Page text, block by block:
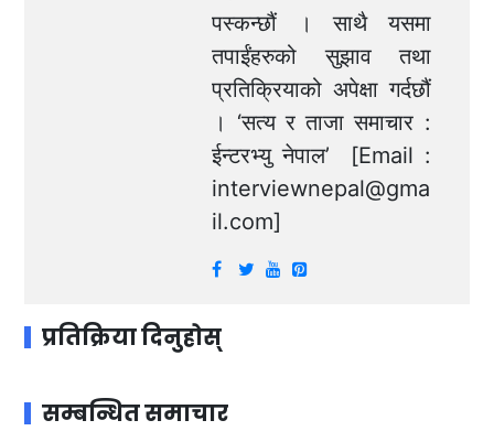
पस्कन्छौं । साथै यसमा
तपाईंहरुको सुझाव तथा
प्रतिक्रियाको अपेक्षा गर्दछौं
। ‘सत्य र ताजा समाचार :
ईन्टरभ्यु नेपाल’ [Email :
interviewnepal@gma
il.com]
प्रतिक्रिया दिनुहोस्
सम्बन्धित समाचार